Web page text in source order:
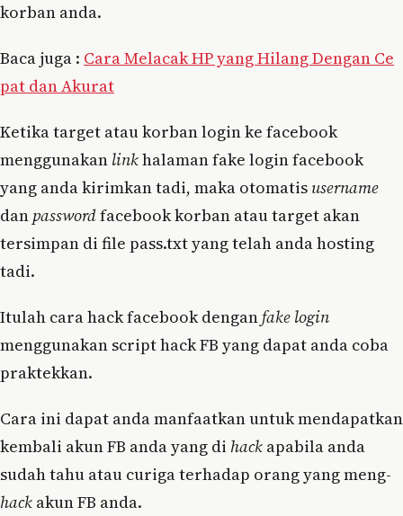
korban anda.
Baca juga : Cara Melacak HP yang Hilang Dengan Ce
pat dan Akurat
Ketika target atau korban login ke facebook
menggunakan linkhalaman fake login facebook
yang anda kirimkan tadi, maka otomatis username
dan passwordfacebook korban atau target akan
tersimpan di file pass.txt yang telah anda hosting
tadi.
Itulah cara hack facebook denganfake login
menggunakan script hack FB yang dapat anda coba
praktekkan.
Cara ini dapat anda manfaatkan untuk mendapatkan
kembali akun FB anda yang di hack apabila anda
sudah tahu atau curiga terhadap orang yang meng-
hack akun FB anda.